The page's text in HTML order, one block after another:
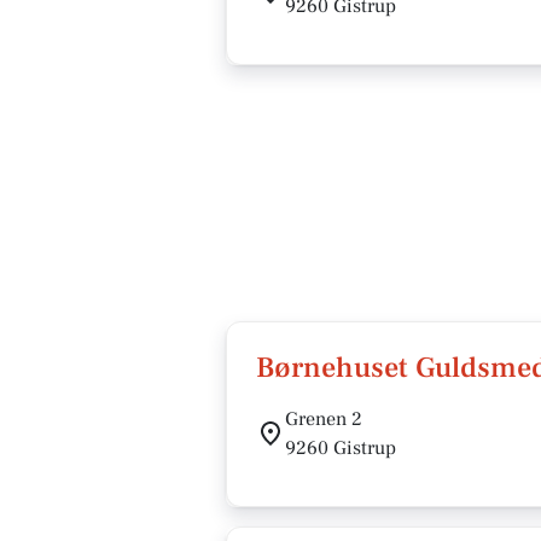
9260 Gistrup
Børnehuset
Grenen 2
9260 Gistrup